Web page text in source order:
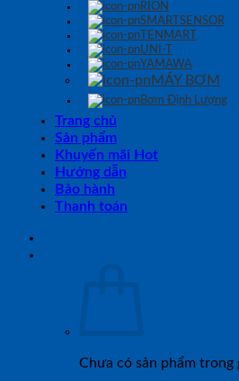
RION
SMARTSENSOR
TENMART
UNI-T
YAMAWA
MÁY BƠM
Bơm Định Lượng
Trang chủ
Sản phẩm
Khuyến mãi Hot
Hướng dẫn
Bảo hành
Thanh toán
Chưa có sản phẩm trong